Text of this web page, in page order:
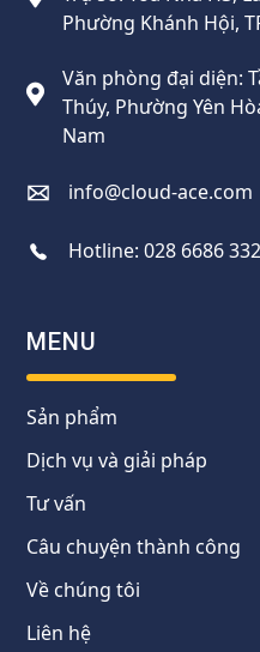
Phường Khánh Hội,
Văn phòng đại diện:
Thúy, Phường Yên
Nam
info@cloud-ace.com
Hotline:028 6686
MENU
Sản phẩm
Dịch vụ và giải pháp
Tư vấn
Câu chuyện thành công
Về chúng tôi
Liên hệ